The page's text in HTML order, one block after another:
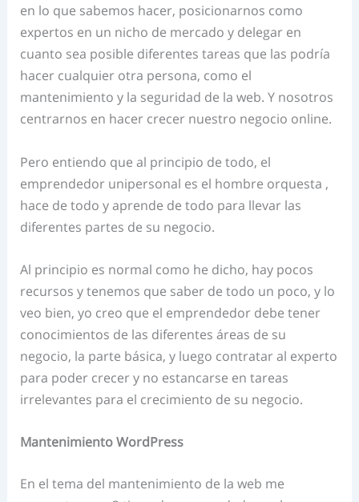
en lo que sabemos hacer, posicionarnos como
expertos en un nicho de mercado y delegar en
cuanto sea posible diferentes tareas que las podría
hacer cualquier otra persona, como el
mantenimiento y la seguridad de la web. Y nosotros
centrarnos en hacer crecer nuestro negocio online.
Pero entiendo que al principio de todo, el
emprendedor unipersonal es el hombre orquesta ,
hace de todo y aprende de todo para llevar las
diferentes partes de su negocio.
Al principio es normal como he dicho, hay pocos
recursos y tenemos que saber de todo un poco, y lo
veo bien, yo creo que el emprendedor debe tener
conocimientos de las diferentes áreas de su
negocio, la parte básica, y luego contratar al experto
para poder crecer y no estancarse en tareas
irrelevantes para el crecimiento de su negocio.
Mantenimiento WordPress
En el tema del mantenimiento de la web me